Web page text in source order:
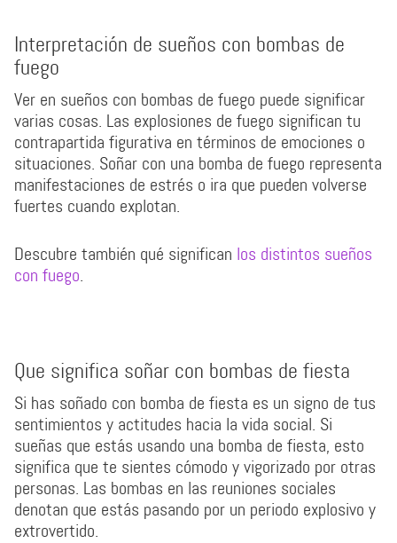
Interpretación de sueños con bombas de
fuego
Ver en sueños con bombas de fuego puede significar
varias cosas. Las explosiones de fuego significan tu
contrapartida figurativa en términos de emociones o
situaciones. Soñar con una bomba de fuego representa
manifestaciones de estrés o ira que pueden volverse
fuertes cuando explotan.
Descubre también qué significan los distintos sueños
con fuego.
Que significa soñar con bombas de fiesta
Si has soñado con bomba de fiesta es un signo de tus
sentimientos y actitudes hacia la vida social. Si
sueñas que estás usando una bomba de fiesta, esto
significa que te sientes cómodo y vigorizado por otras
personas. Las bombas en las reuniones sociales
denotan que estás pasando por un periodo explosivo y
extrovertido.